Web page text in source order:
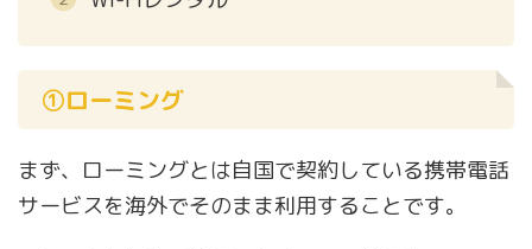
①ローミング
まず、ローミングとは自国で契約している携帯電話
サービスを海外でそのまま利用することです。